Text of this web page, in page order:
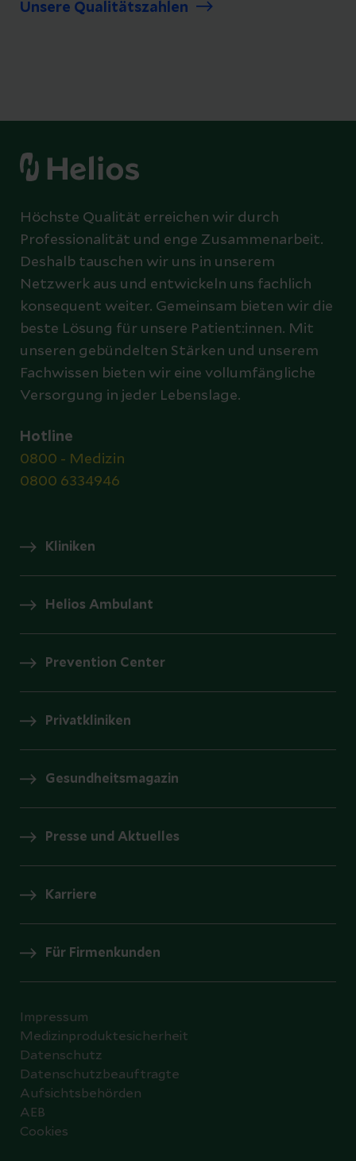
Unsere Qualitätszahlen
Höchste Qualität erreichen wir durch
Professionalität und enge Zusammenarbeit.
Deshalb tauschen wir uns in unserem
Netzwerk aus und entwickeln uns fachlich
konsequent weiter. Gemeinsam bieten wir die
beste Lösung für unsere Patient:innen. Mit
unseren gebündelten Stärken und unserem
Fachwissen bieten wir eine vollumfängliche
Versorgung in jeder Lebenslage.
Hotline
0800 - Medizin
0800 6334946
Kliniken
Helios Ambulant
Prevention Center
Privatkliniken
Gesundheitsmagazin
Presse und Aktuelles
Karriere
Für Firmenkunden
Impressum
Medizinproduktesicherheit
Datenschutz
Datenschutzbeauftragte
Aufsichtsbehörden
AEB
Cookies